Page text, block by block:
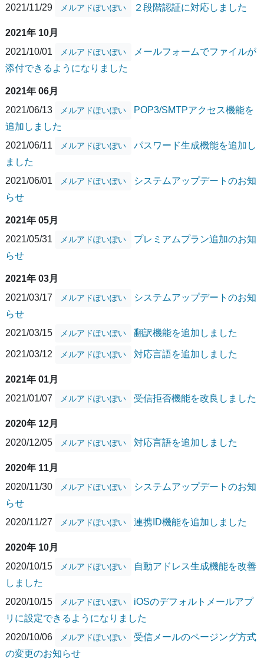
2021/11/29
メルアドぽいぽい ２段階認証に対応しました
2021年 10月
2021/10/01
メルアドぽいぽい
メールフォームでファイルが
添付できるようになりました
2021年 06月
2021/06/13
メルアドぽいぽい
POP3/SMTPアクセス機能を
追加しました
2021/06/11
メルアドぽいぽい
パスワード生成機能を追加し
ました
2021/06/01
メルアドぽいぽい
システムアップデートのお知
らせ
2021年 05月
2021/05/31
メルアドぽいぽい
プレミアムプラン追加のお知
らせ
2021年 03月
2021/03/17
メルアドぽいぽい
システムアップデートのお知
らせ
2021/03/15
メルアドぽいぽい 翻訳機能を追加しました
2021/03/12 メルアドぽいぽい 対応言語を追加しました
2021年 01月
2021/01/07
メルアドぽいぽい 受信拒否機能を改良しました
2020年 12月
2020/12/05
メルアドぽいぽい 対応言語を追加しました
2020年 11月
2020/11/30
メルアドぽいぽい
システムアップデートのお知
らせ
2020/11/27
メルアドぽいぽい 連携ID機能を追加しました
2020年 10月
2020/10/15
メルアドぽいぽい
自動アドレス生成機能を改善
しました
2020/10/15
メルアドぽいぽい
iOSのデフォルトメールアプ
リに設定できるようになりました
2020/10/06
メルアドぽいぽい
受信メールのページング方式
の変更のお知らせ